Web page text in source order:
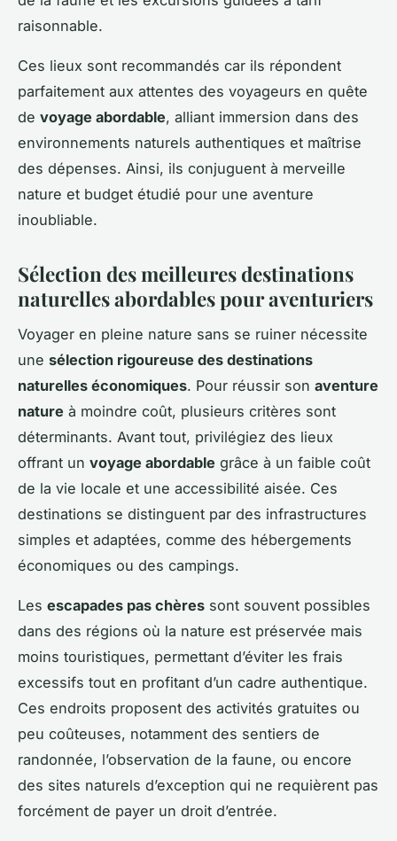
raisonnable.
Ces lieux sont recommandés car ils répondent
parfaitement aux attentes des voyageurs en quête
de voyage abordable, alliant immersion dans des
environnements naturels authentiques et maîtrise
des dépenses. Ainsi, ils conjuguent à merveille
nature et budget étudié pour une aventure
inoubliable.
Sélection des meilleures destinations
naturelles abordables pour aventuriers
Voyager en pleine nature sans se ruiner nécessite
une sélection rigoureuse des destinations
naturelles économiques. Pour réussir son aventure
nature à moindre coût, plusieurs critères sont
déterminants. Avant tout, privilégiez des lieux
offrant un voyage abordable grâce à un faible coût
de la vie locale et une accessibilité aisée. Ces
destinations se distinguent par des infrastructures
simples et adaptées, comme des hébergements
économiques ou des campings.
Les escapades pas chères sont souvent possibles
dans des régions où la nature est préservée mais
moins touristiques, permettant d’éviter les frais
excessifs tout en profitant d’un cadre authentique.
Ces endroits proposent des activités gratuites ou
peu coûteuses, notamment des sentiers de
randonnée, l’observation de la faune, ou encore
des sites naturels d’exception qui ne requièrent pas
forcément de payer un droit d’entrée.